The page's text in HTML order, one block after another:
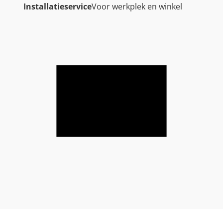
InstallatieserviceVoor werkplek en winkel